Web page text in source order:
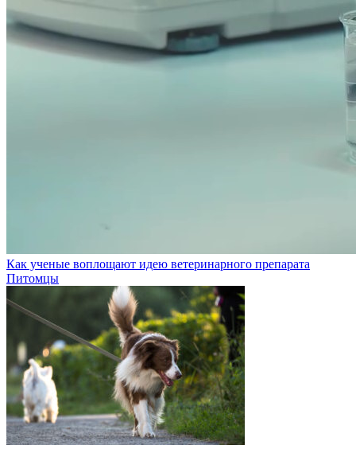
Как ученые воплощают идею ветеринарного препарата
Питомцы